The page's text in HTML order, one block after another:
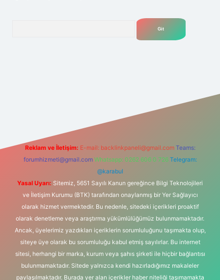
Reklam ve İletişim: E-mail: backlinkpaneli@gmail.com Teams:
forumhizmeti@gmail.com Whatsapp: 0262 606 0 726 Telegram:
@karabul
Yasal Uyarı: Sitemiz, 5651 Sayılı Kanun gereğince Bilgi Teknolojileri
ve İletişim Kurumu (BTK) tarafından onaylanmış bir Yer Sağlayıcı
olarak hizmet vermektedir. Bu nedenle, sitedeki içerikleri proaktif
olarak denetleme veya araştırma yükümlülüğümüz bulunmamaktadır.
Ancak, üyelerimiz yazdıkları içeriklerin sorumluluğunu taşımakta olup,
siteye üye olarak bu sorumluluğu kabul etmiş sayılırlar. Bu internet
sitesi, herhangi bir marka, kurum veya şahıs şirketi ile hiçbir bağlantısı
bulunmamaktadır. Sitede yalnızca kendi hazırladığımız makaleler
paylaşılmaktadır. Burada yer alan içerikler haber niteliği taşımamakta